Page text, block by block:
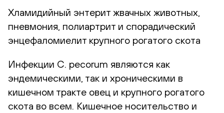
Хламидийный энтерит жвачных животных,
пневмония, полиартрит и спорадический
энцефаломиелит крупного рогатого скота
Инфекции C. pecorum являются как
эндемическими, так и хроническими в
кишечном тракте овец и крупного рогатого
скота во всем. Кишечное носительство и